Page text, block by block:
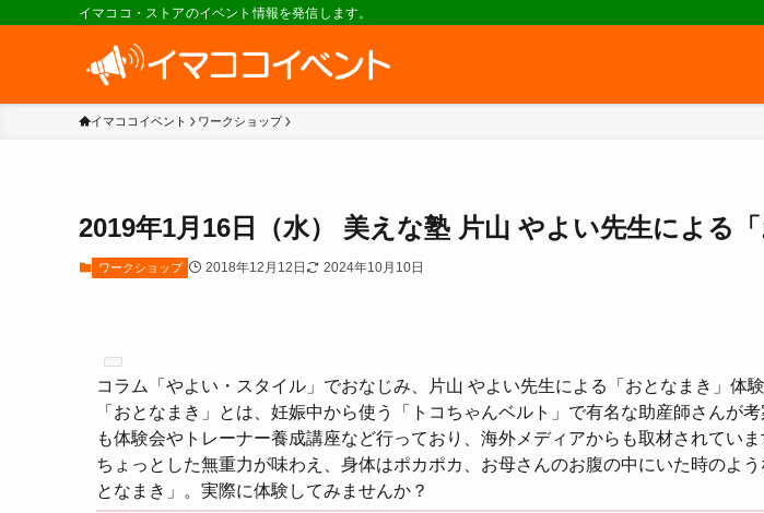
イマココ・ストアのイベント情報を発信します。
イマココイベント ワークショップ
2019年1月16日（水） 美えな塾 片山 やよい先生による
ワークショップ 2018年12月12日 2024年10月10日
コラム「やよい・スタイル」 でおなじみ、片山 やよい先生による「おとなまき」体験
「おとなまき」とは、妊娠中から使う「トコちゃんベルト」で有名な助産師さんが
も体験会やトレーナー養成講座など行っており、海外メディアからも取材されていま
ちょっとした無重力が味わえ、身体はポカポカ、お母さんのお腹の中にいた時のよ
となまき」。実際に体験してみませんか？